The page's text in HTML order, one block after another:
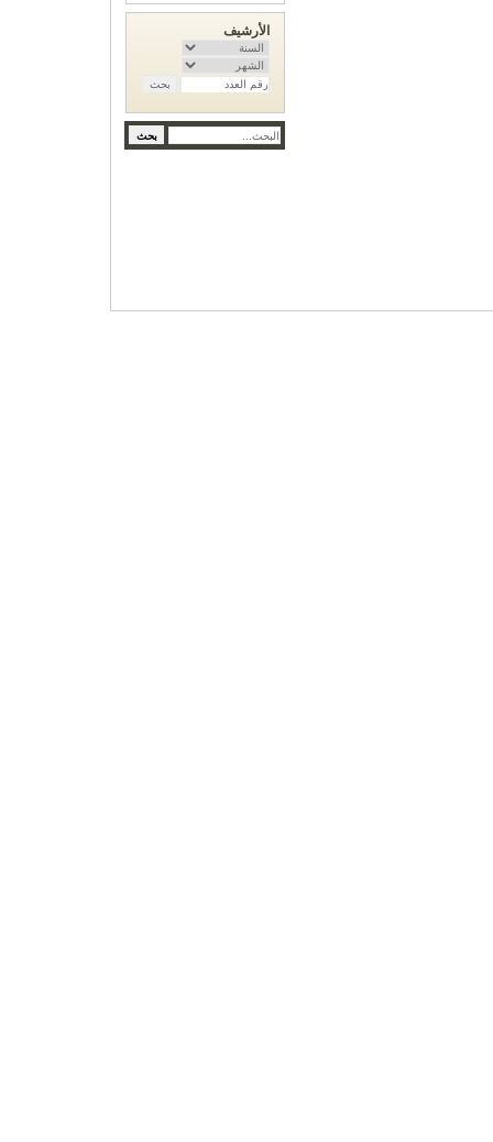
الأرشيف